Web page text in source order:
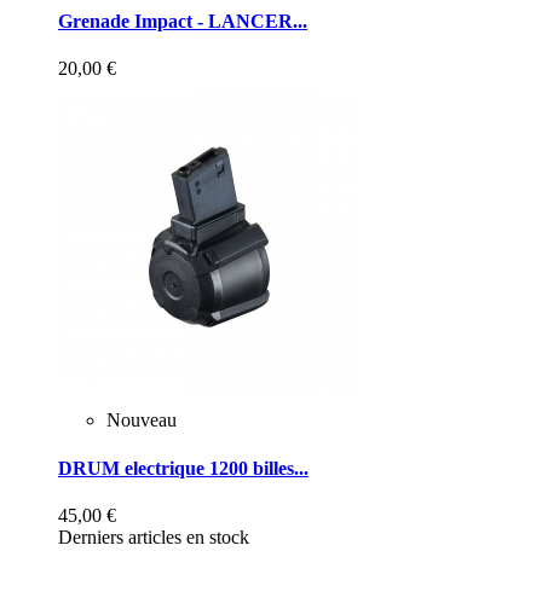
Grenade Impact - LANCER...
20,00 €
Nouveau
DRUM electrique 1200 billes...
45,00 €
Derniers articles en stock